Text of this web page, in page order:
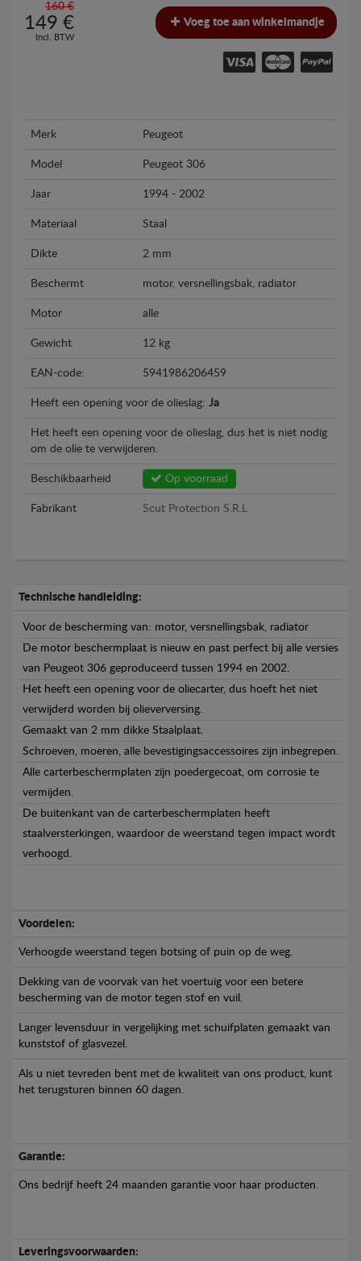
160 €
149 €
Incl. BTW
Voeg toe aan winkelmandje
Merk Peugeot
Model Peugeot 306
Jaar 1994 - 2002
Materiaal Staal
Dikte 2 mm
Beschermt motor, versnellingsbak, radiator
Motor alle
Gewicht 12 kg
EAN-code: 5941986206459
Heeft een opening voor de olieslag: Ja
Het heeft een opening voor de olieslag, dus het is niet nodig
om de olie te verwijderen.
Beschikbaarheid Op voorraad
Fabrikant Scut Protection S.R.L
Technische handleiding:
Voor de bescherming van: motor, versnellingsbak, radiator
De motor beschermplaat is nieuw en past perfect bij alle versies
van Peugeot 306 geproduceerd tussen 1994 en 2002.
Het heeft een opening voor de oliecarter, dus hoeft het niet
verwijderd worden bij olieverversing.
Gemaakt van 2 mm dikke Staalplaat.
Schroeven, moeren, alle bevestigingsaccessoires zijn inbegrepen.
Alle carterbeschermplaten zijn poedergecoat, om corrosie te
vermijden.
De buitenkant van de carterbeschermplaten heeft
staalversterkingen, waardoor de weerstand tegen impact wordt
verhoogd.
Voordelen:
Verhoogde weerstand tegen botsing of puin op de weg.
Dekking van de voorvak van het voertuig voor een betere
bescherming van de motor tegen stof en vuil.
Langer levensduur in vergelijking met schuifplaten gemaakt van
kunststof of glasvezel.
Als u niet tevreden bent met de kwaliteit van ons product, kunt
het terugsturen binnen 60 dagen.
Garantie:
Ons bedrijf heeft 24 maanden garantie voor haar producten.
Leveringsvoorwaarden: